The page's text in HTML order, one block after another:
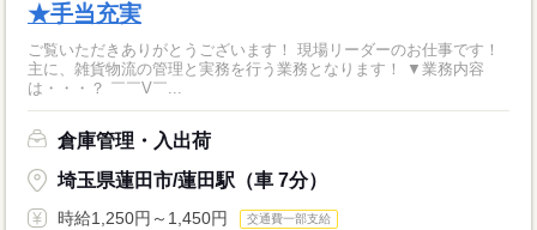
★手当充実
ご覧いただきありがとうございます！ 現場リーダーのお仕事です！
主に、雑貨物流の管理と実務を行う業務となります！ ▼業務内容
は・・・？ ￣￣V￣...
倉庫管理・入出荷
埼玉県蓮田市/蓮田駅（車 7分）
時給1,250円～1,450円 交通費一部支給